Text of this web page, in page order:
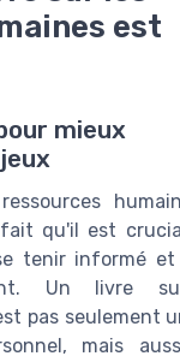
est
mieux
qu'il est
tenir informé
Un livre
pas seulement
mais